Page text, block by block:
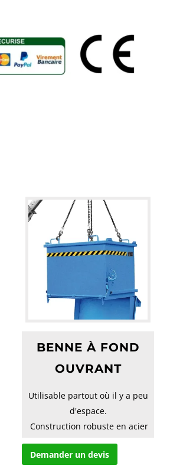
BENNE À FOND
OUVRANT
Utilisable partout où il y a peu
d'espace.
 Construction robuste en acier
à parois intérieure...
Demander un devis